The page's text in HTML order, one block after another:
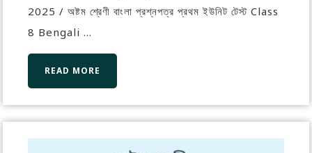
2025 / অষ্টম শ্রেণী বাংলা প্রশ্নপত্র প্রথম ইউনিট টেস্ট Class
8 Bengali ...
READ MORE